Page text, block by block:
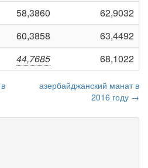
58,3860
62,9032
60,3858
63,4492
44,7685 68,1022
азербайджанский манат в
2016 году →